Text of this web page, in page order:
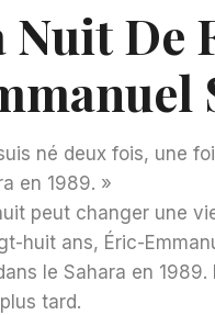
Nuit De
né deux fois, une
en 1989. »
peut changer une
huit ans, Éric-
le Sahara en
tard.